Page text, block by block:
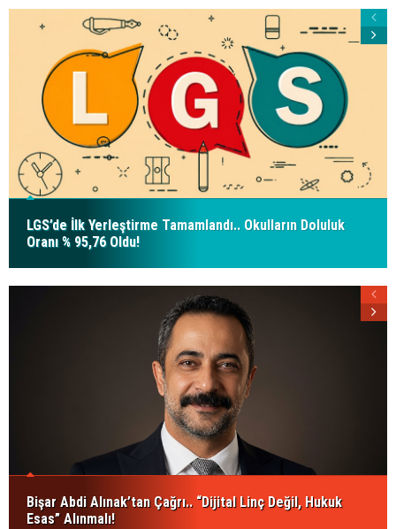
LGS’de İlk Yerleştirme Tamamlandı.. Okulların Doluluk
Oranı % 95,76 Oldu!
Bişar Abdi Alınak’tan Çağrı.. “Dijital Linç Değil, Hukuk
Esas” Alınmalı!